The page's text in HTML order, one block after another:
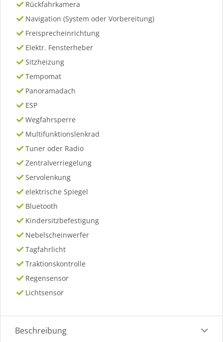
Rückfahrkamera
Navigation (System oder Vorbereitung)
Freisprecheinrichtung
Elektr. Fensterheber
Sitzheizung
Tempomat
Panoramadach
ESP
Wegfahrsperre
Multifunktionslenkrad
Tuner oder Radio
Zentralverriegelung
Servolenkung
elektrische Spiegel
Bluetooth
Kindersitzbefestigung
Nebelscheinwerfer
Tagfahrlicht
Traktionskontrolle
Regensensor
Lichtsensor
Beschreibung